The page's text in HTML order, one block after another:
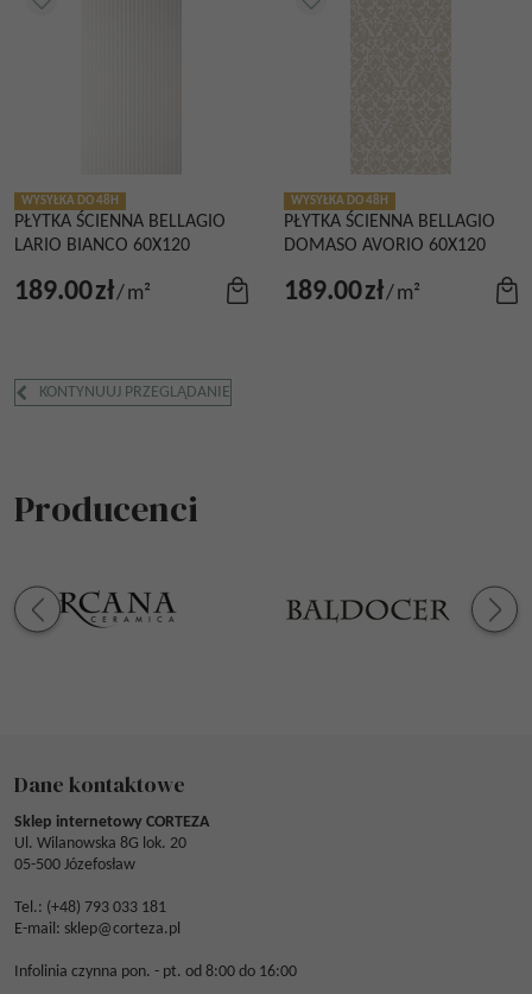
WYSYŁKA DO 48H
PŁYTKA ŚCIENNA BELLAGIO
LARIO BIANCO 60X120
189.00zł/m²
WYSYŁKA DO 48H
PŁYTKA ŚCIENNA BELLAGIO
DOMASO AVORIO 60X120
189.00zł/m²
KONTYNUUJ PRZEGLĄDANIE
Producenci
Dane kontaktowe
Sklep internetowy CORTEZA
Ul. Wilanowska 8G lok. 20
05-500 Józefosław
Tel.: (+48) 793 033 181
E-mail: sklep@corteza.pl
Infolinia czynna pon. - pt. od 8:00 do 16:00